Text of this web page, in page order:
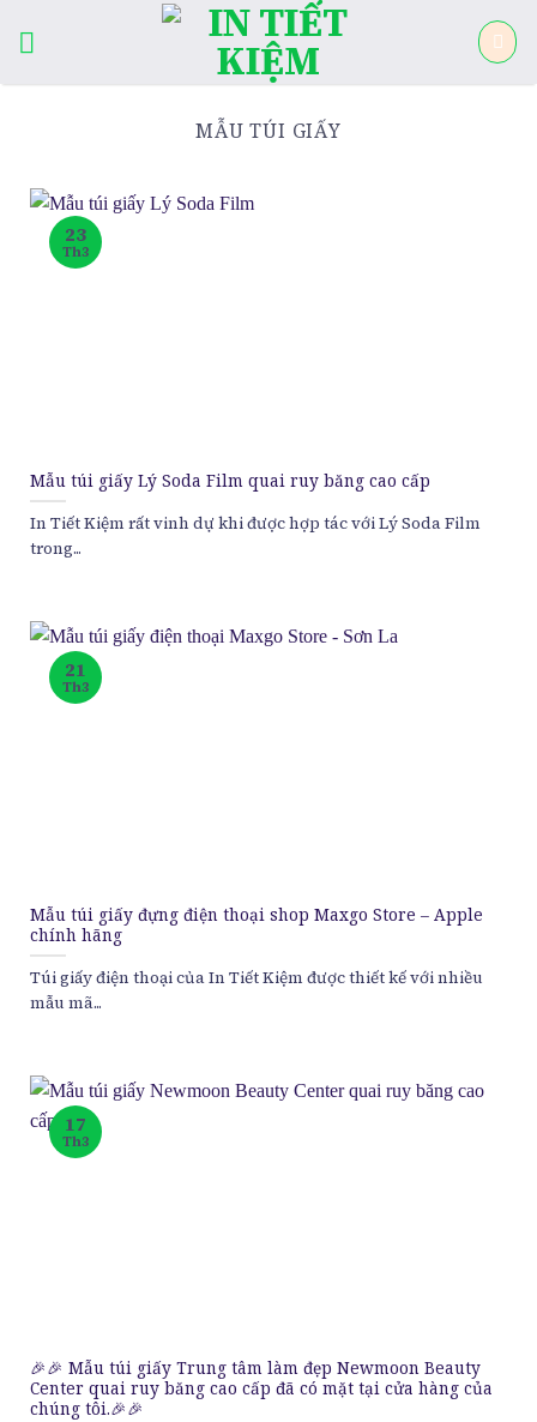
MẪU TÚI GIẤY
Mẫu túi giấy Lý Soda Film quai ruy băng cao cấp
In Tiết Kiệm rất vinh dự khi được hợp tác với Lý Soda Film
trong...
23
Th3
Mẫu túi giấy đựng điện thoại shop Maxgo Store – Apple
chính hãng
Túi giấy điện thoại của In Tiết Kiệm được thiết kế với nhiều
mẫu mã...
21
Th3
🎉🎉 Mẫu túi giấy Trung tâm làm đẹp Newmoon Beauty
Center quai ruy băng cao cấp đã có mặt tại cửa hàng của
chúng tôi.🎉🎉
17
Th3